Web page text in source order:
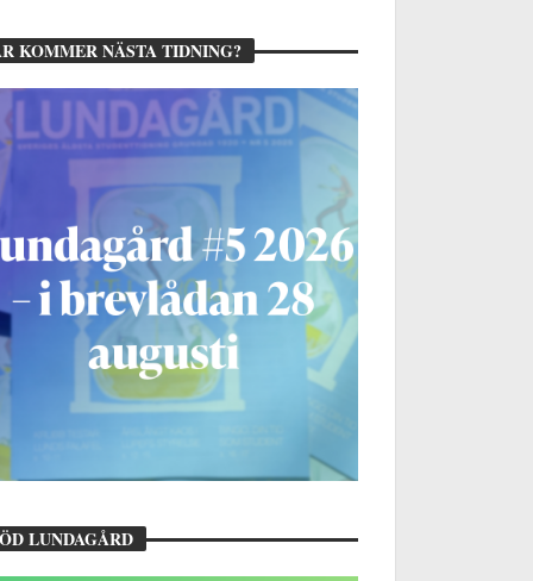
KOMMER NÄSTA TIDNING?
LUNDAGÅRD